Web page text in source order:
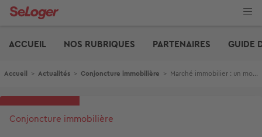
Aller
ACCUEIL
NOS RUBRIQUES PARTENAIRES GUIDE
Fil d'Ariane
Accueil > Actualités > Conjoncture immobilière > Marché immobilier : un mois de février sous le signe de la stabilité
Conjoncture immobilière